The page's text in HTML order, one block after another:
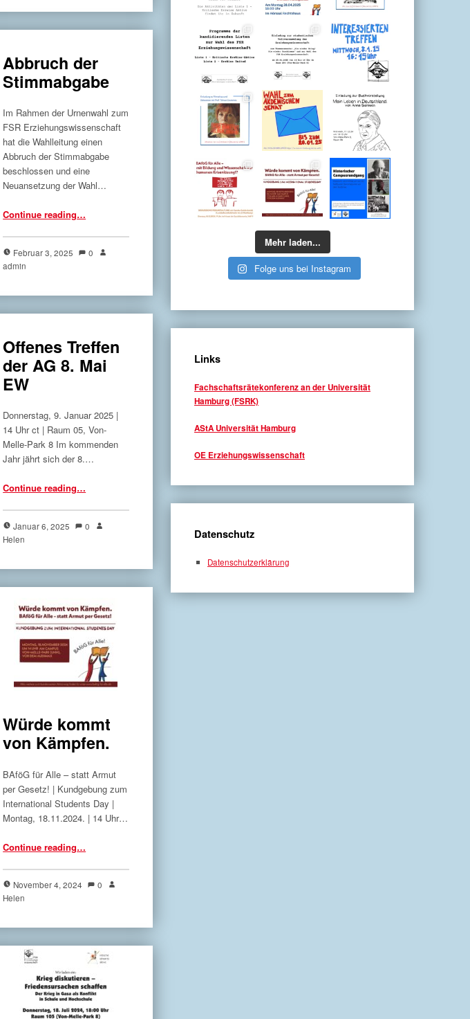
Abbruch der
Stimmabgabe
Im Rahmen der Urnenwahl zum
FSR Erziehungswissenschaft
hat die Wahlleitung einen
Abbruch der Stimmabgabe
beschlossen und eine
Neuansetzung der Wahl…
Continue reading…
Februar 3, 2025
0
admin
Offenes Treffen
der AG 8. Mai
EW
Donnerstag, 9. Januar 2025 |
14 Uhr ct | Raum 05, Von-
Melle-Park 8 Im kommenden
Jahr jährt sich der 8.…
Continue reading…
Januar 6, 2025
0
Helen
Würde kommt
von Kämpfen.
BAföG für Alle – statt Armut
per Gesetz! | Kundgebung zum
International Students Day |
Montag, 18.11.2024. | 14 Uhr…
Continue reading…
November 4, 2024
0
Helen
Mehr laden...
Folge uns bei Instagram
Links
Fachschaftsrätekonferenz an der Universität
Hamburg (FSRK)
AStA Universität Hamburg
OE Erziehungswissenschaft
Datenschutz
Datenschutzerklärung